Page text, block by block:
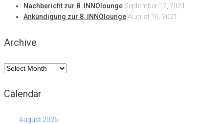
Nachbericht zur 8. INNOlounge September 17, 2021
Ankündigung zur 8. INNOloungeAugust 16, 2021
Archive
Archive
Calendar
August 2026